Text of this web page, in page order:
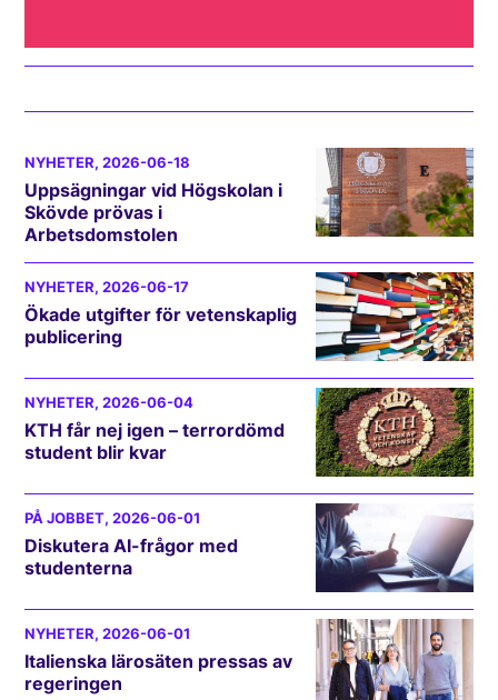
NYHETER, 2026-06-18
Uppsägningar vid Högskolan i
Skövde prövas i
Arbetsdomstolen
NYHETER, 2026-06-17
Ökade utgifter för vetenskaplig
publicering
NYHETER, 2026-06-04
KTH får nej igen – terrordömd
student blir kvar
PÅ JOBBET, 2026-06-01
Diskutera AI-frågor med
studenterna
NYHETER, 2026-06-01
Italienska lärosäten pressas av
regeringen